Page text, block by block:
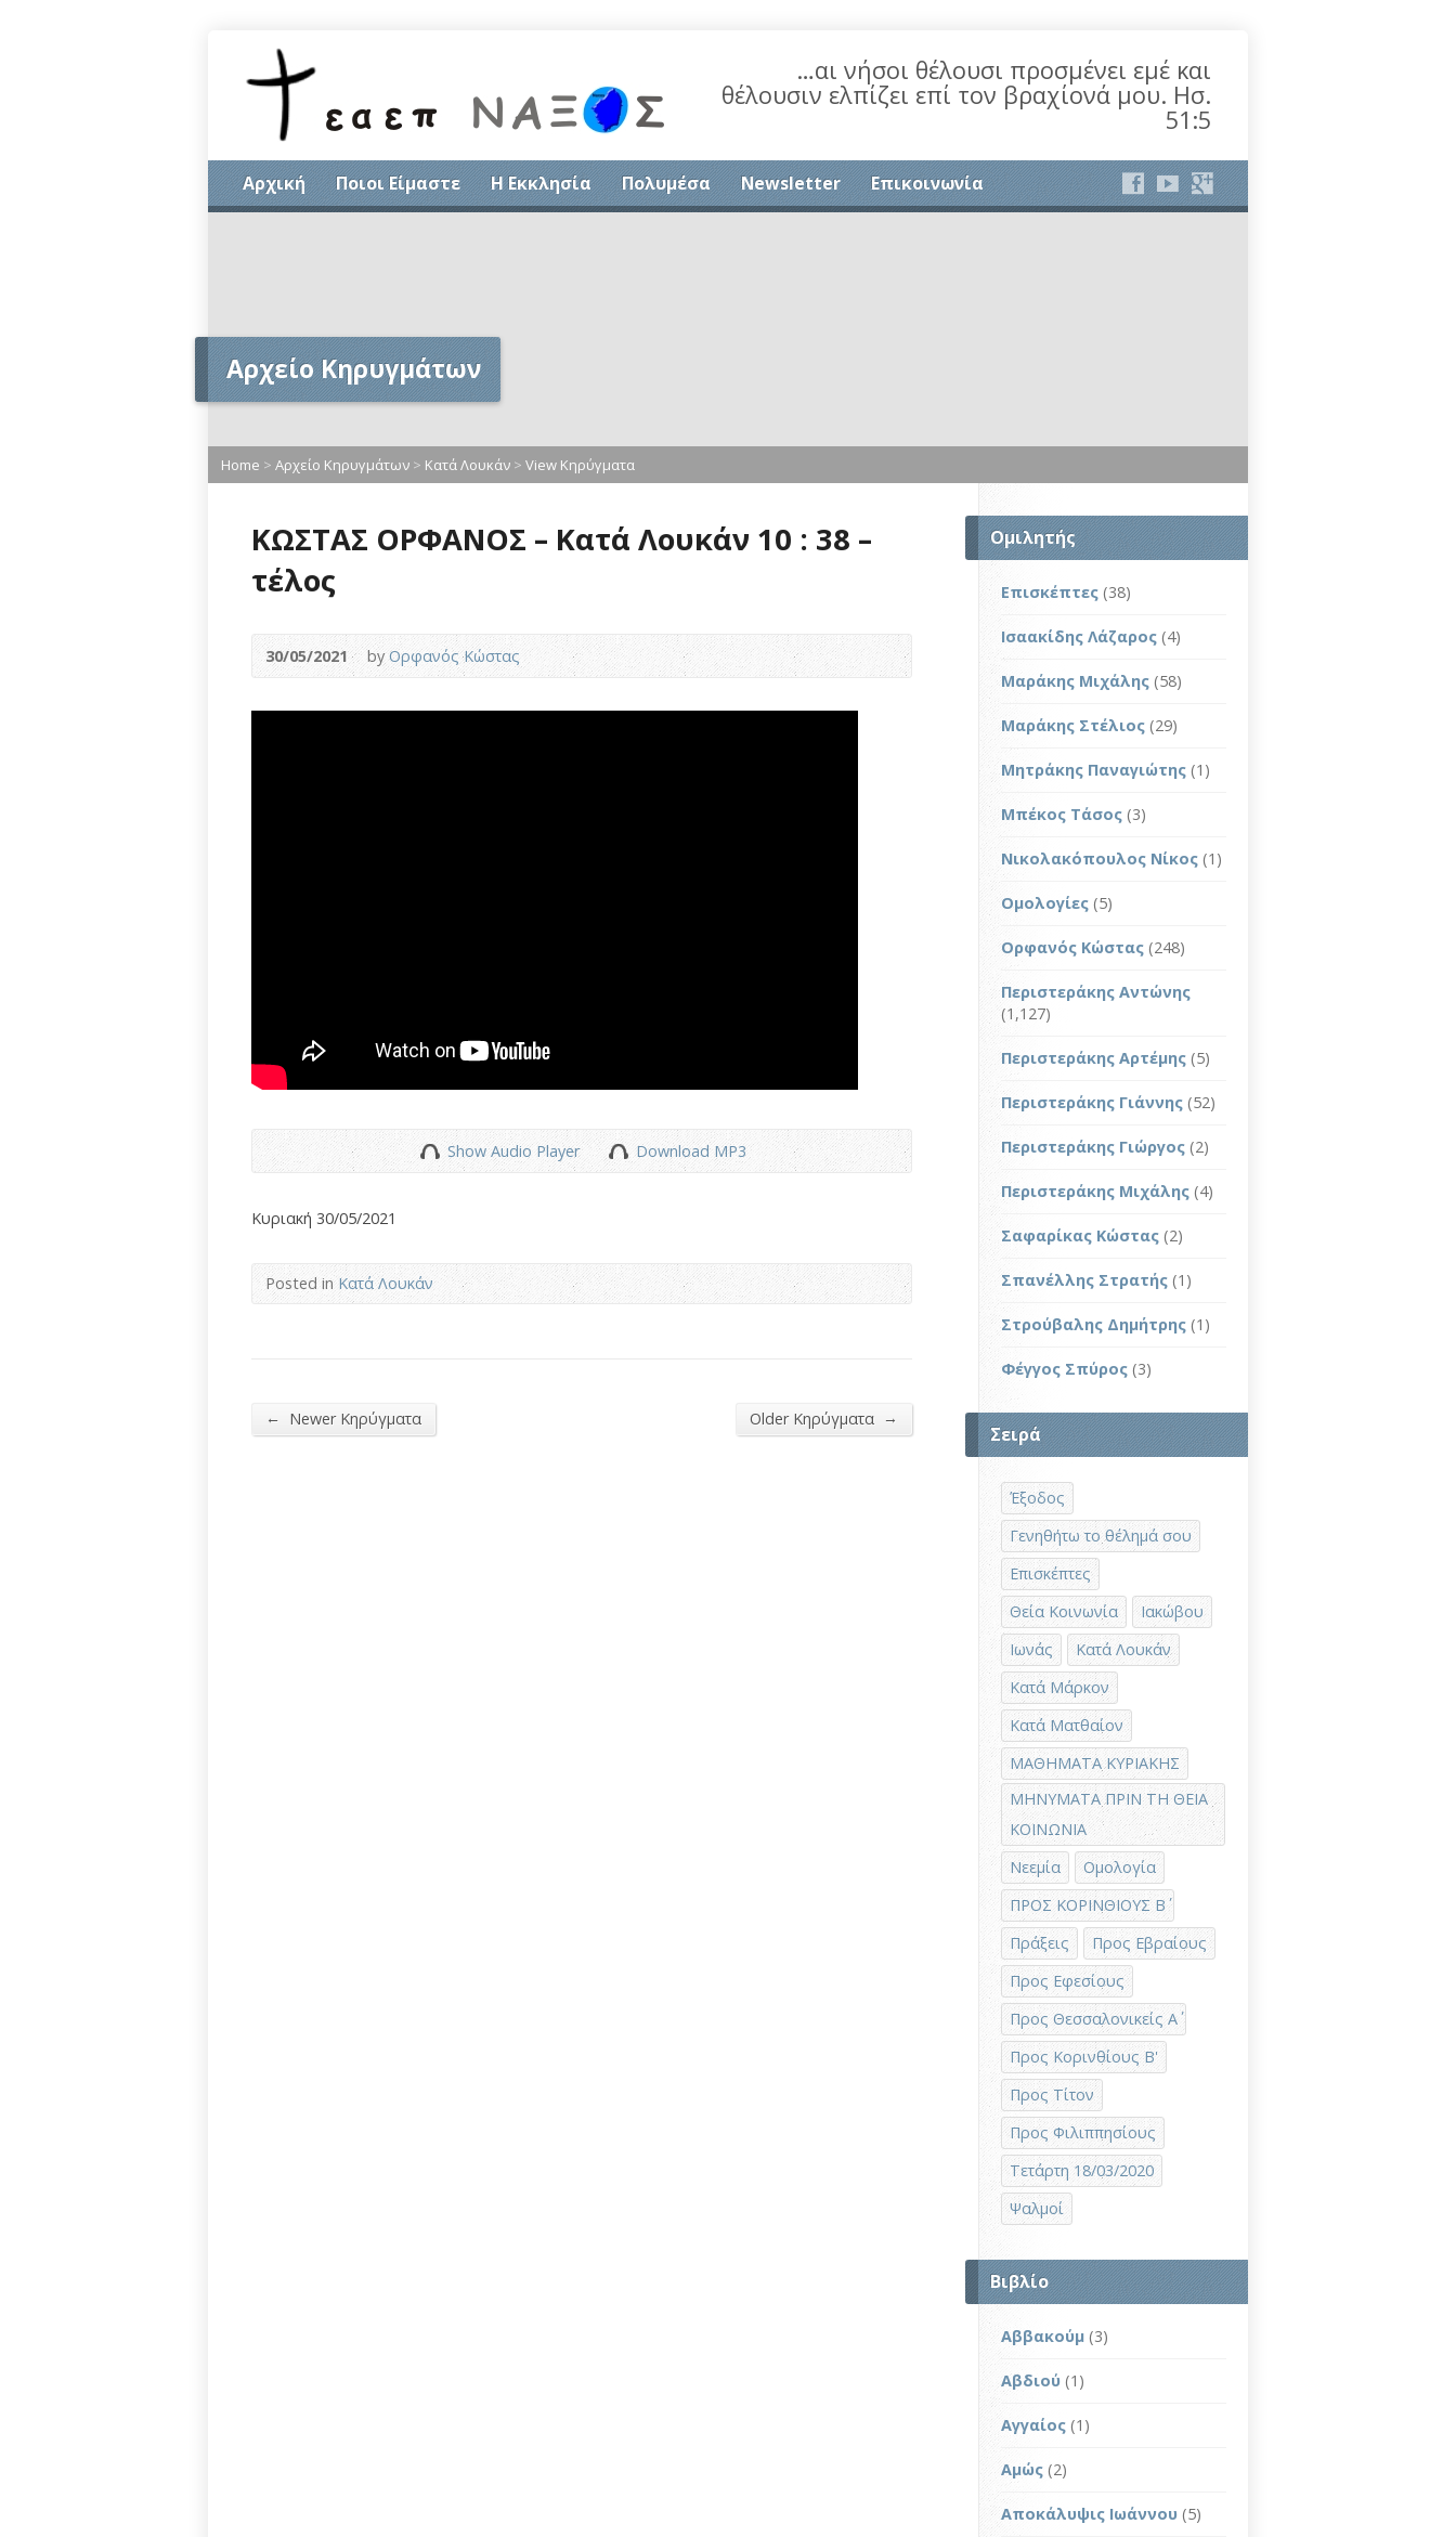
…αι νήσοι θέλουσι προσμένει εμέ και
θέλουσιν ελπίζει επί τον βραχίονά μου. Ησ.
51:5
Αρχική Ποιοι Είμαστε Η Εκκλησία Πολυμέσα Newsletter Επικοινωνία
Αρχείο Κηρυγμάτων
Home > Αρχείο Κηρυγμάτων > Κατά Λουκάν > View Κηρύγματα
ΚΩΣΤΑΣ ΟΡΦΑΝΟΣ – Κατά Λουκάν 10 : 38 –
τέλος
30/05/2021 byΟρφανός Κώστας
Show Audio Player Download MP3
Κυριακή 30/05/2021
Posted inΚατά Λουκάν
← Newer Κηρύγματα Older Κηρύγματα →
Ομιλητής
Επισκέπτες (38)
Ισαακίδης Λάζαρος (4)
Μαράκης Μιχάλης (58)
Μαράκης Στέλιος (29)
Μητράκης Παναγιώτης (1)
Μπέκος Τάσος (3)
Νικολακόπουλος Νίκος (1)
Ομολογίες (5)
Ορφανός Κώστας (248)
Περιστεράκης Αντώνης
(1,127)
Περιστεράκης Αρτέμης (5)
Περιστεράκης Γιάννης (52)
Περιστεράκης Γιώργος (2)
Περιστεράκης Μιχάλης (4)
Σαφαρίκας Κώστας (2)
Σπανέλλης Στρατής (1)
Στρούβαλης Δημήτρης (1)
Φέγγος Σπύρος (3)
Σειρά
Έξοδος
Γενηθήτω το θέλημά σου
Επισκέπτες
Θεία Κοινωνία
Ιακώβου
Ιωνάς
Κατά Λουκάν
Κατά Μάρκον
Κατά Ματθαίον
ΜΑΘΗΜΑΤΑ ΚΥΡΙΑΚΗΣ
ΜΗΝΥΜΑΤΑ ΠΡΙΝ ΤΗ ΘΕΙΑ
ΚΟΙΝΩΝΙΑ
Νεεμία
Ομολογία
ΠΡΟΣ ΚΟΡΙΝΘΙΟΥΣ Β΄
Πράξεις
Προς Εβραίους
Προς Εφεσίους
Προς Θεσσαλονικείς Α΄
Προς Κορινθίους Β'
Προς Τίτον
Προς Φιλιππησίους
Τετάρτη 18/03/2020
Ψαλμοί
Βιβλίο
Αββακούμ (3)
Αβδιού (1)
Αγγαίος (1)
Αμώς (2)
Αποκάλυψις Ιωάννου (5)